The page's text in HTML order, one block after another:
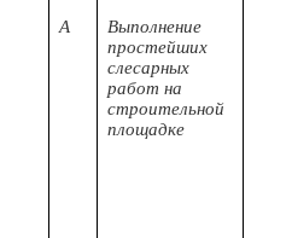
A
Выполнение
простейших
слесарных
работ на
строительной
площадке